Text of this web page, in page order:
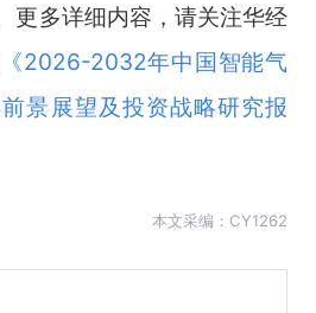
更多详细内容，请关注华经
《2026-2032年中国智能气
景展望及投资战略研究报
本文采编：CY1262